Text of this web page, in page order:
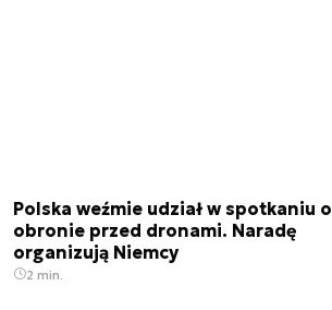
Polska weźmie udział w spotkaniu o
obronie przed dronami. Naradę
organizują Niemcy
2 min.